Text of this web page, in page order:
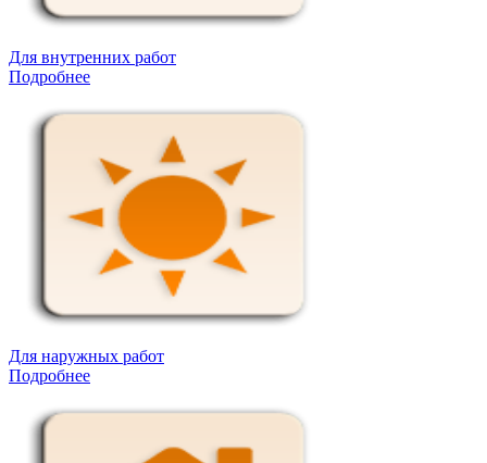
Для внутренних работ
Подробнее
Для наружных работ
Подробнее